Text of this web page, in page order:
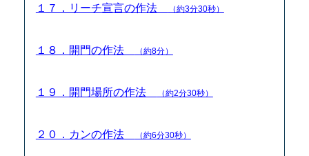
１７．リーチ宣言の作法 （約3分30秒）
１８．開門の作法 （約8分）
１９．開門場所の作法 （約2分30秒）
２０．カンの作法 （約6分30秒）